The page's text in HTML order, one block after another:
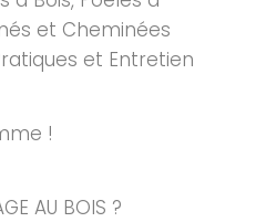
et Cheminées
et Entretien
!
AU BOIS ?